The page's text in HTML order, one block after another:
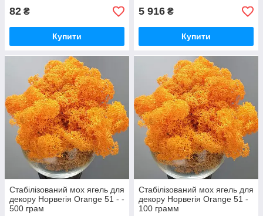
82 ₴
Купити
5 916 ₴
Купити
Стабілізований мох ягель для
декору Норвегія Orange 51 - -
500 грам
Стабілізований мох ягель для
декору Норвегія Orange 51 -
100 грамм